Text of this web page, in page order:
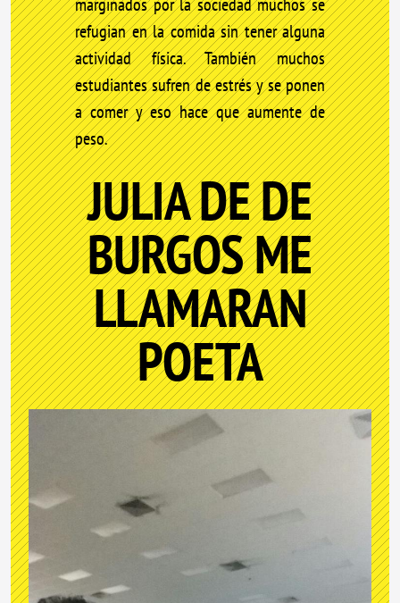
refugian en la comida sin tener alguna
actividad física. También muchos
estudiantes sufren de estrés y se ponen
a comer y eso hace que aumente de
peso.
JULIA DE DE
BURGOS ME
LLAMARAN
POETA